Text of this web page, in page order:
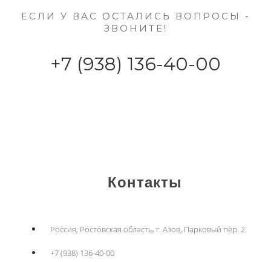
ЕСЛИ У ВАС ОСТАЛИСЬ ВОПРОСЫ -
ЗВОНИТЕ!
+7 (938) 136-40-00
Контакты
Россия, Ростовская область, г. Азов, Парковый пер. 2.
+7 (938) 136-40-00